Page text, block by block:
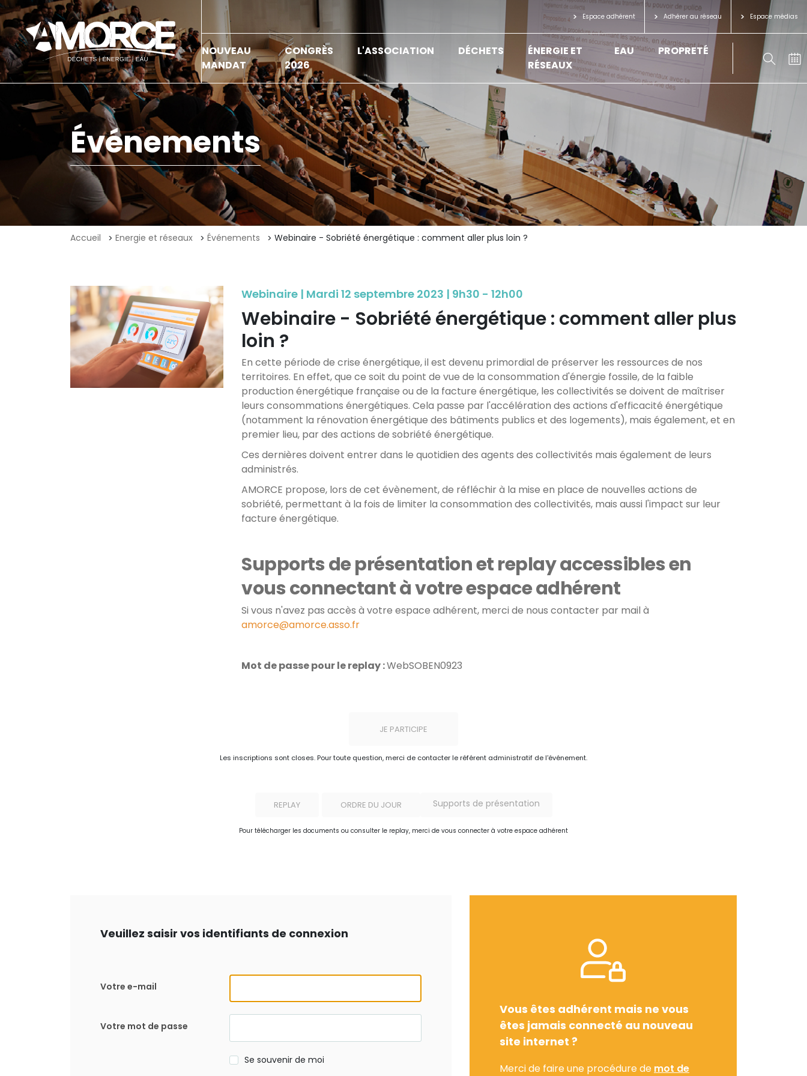
Espace adhérent Adhérer au réseau Espace médias
NOUVEAU
MANDAT
CONGRÈS
2026
L'ASSOCIATION DÉCHETS
ÉNERGIE ET
RÉSEAUX
EAU PROPRETÉ
Événements
Accueil Energie et réseaux Événements Webinaire - Sobriété énergétique : comment aller plus loin ?
Webinaire | Mardi 12 septembre 2023 | 9h30 - 12h00
Webinaire - Sobriété énergétique : comment aller plus
loin ?
En cette période de crise énergétique, il est devenu primordial de préserver les ressources de nos
territoires. En effet, que ce soit du point de vue de la consommation d'énergie fossile, de la faible
production énergétique française ou de la facture énergétique, les collectivités se doivent de maîtriser
leurs consommations énergétiques. Cela passe par l'accélération des actions d'efficacité énergétique
(notamment la rénovation énergétique des bâtiments publics et des logements), mais également, et en
premier lieu, par des actions de sobriété énergétique.
Ces dernières doivent entrer dans le quotidien des agents des collectivités mais également de leurs
administrés.
AMORCE propose, lors de cet évènement, de réfléchir à la mise en place de nouvelles actions de
sobriété, permettant à la fois de limiter la consommation des collectivités, mais aussi l'impact sur leur
facture énergétique.
Supports de présentation et replay accessibles en
vous connectant à votre espace adhérent
Si vous n'avez pas accès à votre espace adhérent, merci de nous contacter par mail à
amorce@amorce.asso.fr
Mot de passe pour le replay :WebSOBEN0923
JE PARTICIPE
Les inscriptions sont closes. Pour toute question, merci de contacter le référent administratif de l'événement.
REPLAY ORDRE DU JOUR Supports de présentation
Pour télécharger les documents ou consulter le replay, merci de vous connecter à votre espace adhérent
Veuillez saisir vos identifiants de connexion
Votre e-mail
Votre mot de passe
Se souvenir de moi
Vous êtes adhérent mais ne vous
êtes jamais connecté au nouveau
site internet ?
Merci de faire une procédure de mot de